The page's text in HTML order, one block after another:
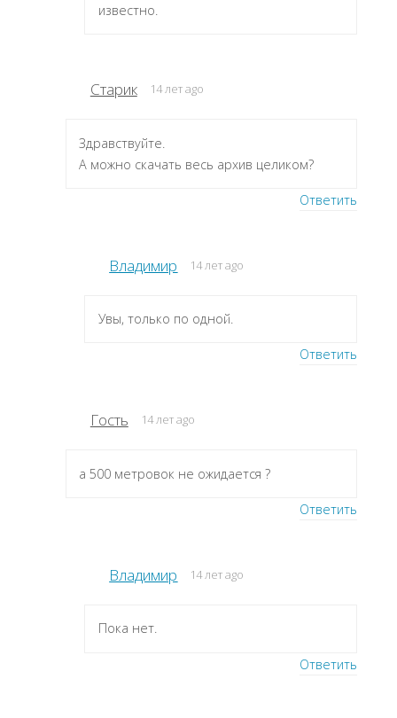
известно.
Старик 14 лет ago
Здравствуйте.
А можно скачать весь архив целиком?
Ответить
Владимир 14 лет ago
Увы, только по одной.
Ответить
Гость 14 лет ago
а 500 метровок не ожидается ?
Ответить
Владимир 14 лет ago
Пока нет.
Ответить